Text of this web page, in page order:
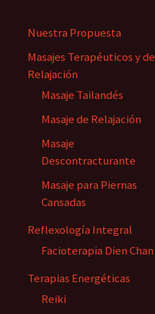
Nuestra Propuesta
Masajes Terapéuticos y de
Relajación
Masaje Tailandés
Masaje de Relajación
Masaje
Descontracturante
Masaje para Piernas
Cansadas
Reflexología Integral
Facioterapia Dien Chan
Terapias Energéticas
Reiki